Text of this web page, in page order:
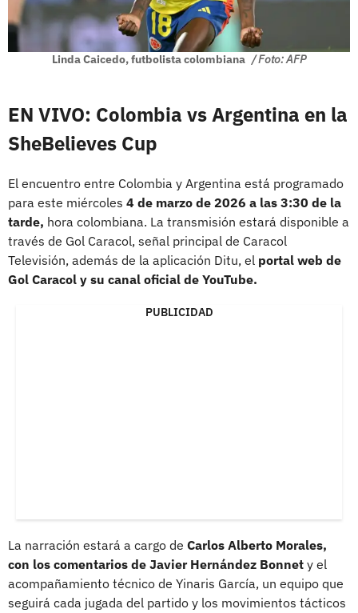
Linda Caicedo, futbolista colombiana / Foto: AFP
EN VIVO: Colombia vs Argentina en la
SheBelieves Cup
El encuentro entre Colombia y Argentina está programado
para este miércoles 4 de marzo de 2026 a las 3:30 de la
tarde, hora colombiana. La transmisión estará disponible a
través de Gol Caracol, señal principal de Caracol
Televisión, además de la aplicación Ditu, el portal web de
Gol Caracol y su canal oficial de YouTube.
PUBLICIDAD
La narración estará a cargo de Carlos Alberto Morales,
con los comentarios de Javier Hernández Bonnet y el
acompañamiento técnico de Yinaris García, un equipo que
seguirá cada jugada del partido y los movimientos tácticos